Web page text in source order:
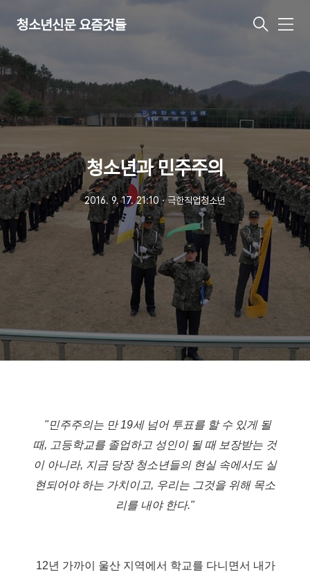
청소년신문 요즘것들
메
청소년과 민주주의
2016. 9. 17. 21:10ㆍ극한직업청소년
"민주주의는 만19세 넘어 투표를 할 수 있게 될
때, 고등학교를 졸업하고 성인이 될 때 보장받는 것
이 아니라, 지금 당장 청소년들의 현실 속에서도 실
현되어야 하는 가치이고, 우리는 그것을 위해 목소
리를 내야 한다."
12년 가까이 울산 지역에서 학교를 다니면서 내가